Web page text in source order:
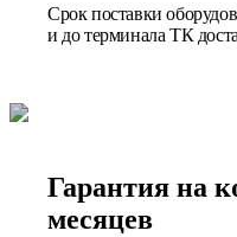
Срок поставки
и до терминала ТК
Гарантия на
месяцев